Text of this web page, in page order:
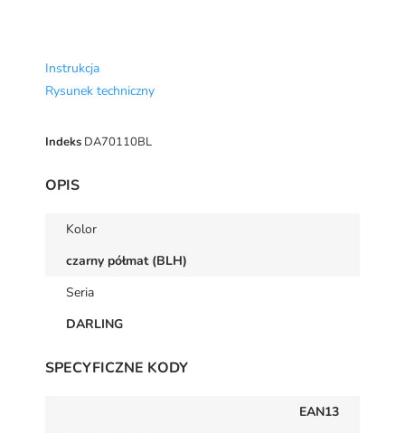
Instrukcja
Rysunek techniczny
Indeks DA70110BL
OPIS
Kolor
czarny półmat (BLH)
Seria
DARLING
SPECYFICZNE KODY
EAN13